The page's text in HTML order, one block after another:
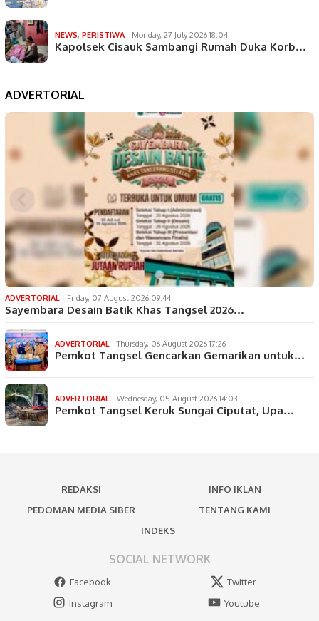
NEWS, PERISTIWA Monday, 27 July 2026 18:04
Kapolsek Cisauk Sambangi Rumah Duka Korb…
ADVERTORIAL
ADVERTORIAL Friday, 07 August 2026 09:44
Sayembara Desain Batik Khas Tangsel 2026…
ADVERTORIAL Thursday, 06 August 2026 17:26
Pemkot Tangsel Gencarkan Gemarikan untuk…
ADVERTORIAL Wednesday, 05 August 2026 14:03
Pemkot Tangsel Keruk Sungai Ciputat, Upa…
REDAKSI
INFO IKLAN
PEDOMAN MEDIA SIBER
TENTANG KAMI
INDEKS
SOCIAL NETWORK
Facebook
Twitter
Instagram
Youtube